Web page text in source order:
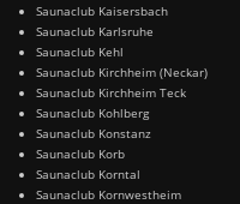
Saunaclub Kaisersbach
Saunaclub Karlsruhe
Saunaclub Kehl
Saunaclub Kirchheim (Neckar)
Saunaclub Kirchheim Teck
Saunaclub Kohlberg
Saunaclub Konstanz
Saunaclub Korb
Saunaclub Korntal
Saunaclub Kornwestheim